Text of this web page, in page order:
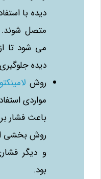
دیده با
متصل
می‌ شود تا
دیده
روش
مواردی
باعث فشار
روش بخشی
و دیگر
بود.